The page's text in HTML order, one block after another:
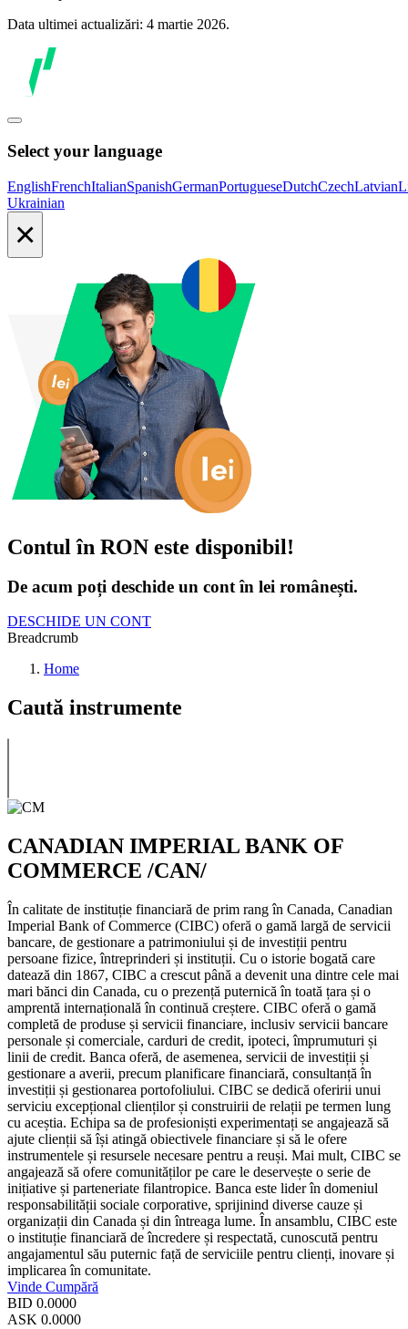
Data ultimei actualizări: 4 martie 2026.
Select your language
EnglishFrenchItalianSpanishGermanPortugueseDutchCzechLatvian
Ukrainian
×
Contul în RON este disponibil!
De acum poți deschide un cont în lei românești.
DESCHIDE UN CONT
Breadcrumb
Home
Caută instrumente
CANADIAN IMPERIAL BANK OF
COMMERCE /CAN/
În calitate de instituție financiară de prim rang în Canada, Canadian
Imperial Bank of Commerce (CIBC) oferă o gamă largă de servicii
bancare, de gestionare a patrimoniului și de investiții pentru
persoane fizice, întreprinderi și instituții. Cu o istorie bogată care
datează din 1867, CIBC a crescut până a devenit una dintre cele mai
mari bănci din Canada, cu o prezență puternică în toată țara și o
amprentă internațională în continuă creștere. CIBC oferă o gamă
completă de produse și servicii financiare, inclusiv servicii bancare
personale și comerciale, carduri de credit, ipoteci, împrumuturi și
linii de credit. Banca oferă, de asemenea, servicii de investiții și
gestionare a averii, precum planificare financiară, consultanță în
investiții și gestionarea portofoliului. CIBC se dedică oferirii unui
serviciu excepțional clienților și construirii de relații pe termen lung
cu aceștia. Echipa sa de profesioniști experimentați se angajează să
ajute clienții să își atingă obiectivele financiare și să le ofere
instrumentele și resursele necesare pentru a reuși. Mai mult, CIBC se
angajează să ofere comunităților pe care le deservește o serie de
inițiative și parteneriate filantropice. Banca este lider în domeniul
responsabilității sociale corporative, sprijinind diverse cauze și
organizații din Canada și din întreaga lume. În ansamblu, CIBC este
o instituție financiară de încredere și respectată, cunoscută pentru
angajamentul său puternic față de serviciile pentru clienți, inovare și
implicarea în comunitate.
Vinde Cumpără
BID 0.0000
ASK 0.0000